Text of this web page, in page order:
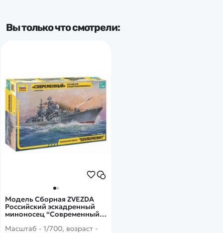
Вы только что смотрели:
Модель Сборная ZVEZDA
Российский эскадренный
миноносец “Современный”,
Масштаб - 1/700, возраст -